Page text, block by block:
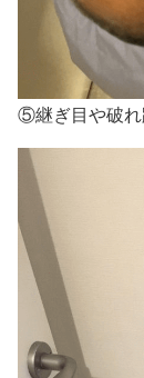
⑤継ぎ目や破れ